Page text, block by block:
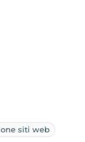
siti web